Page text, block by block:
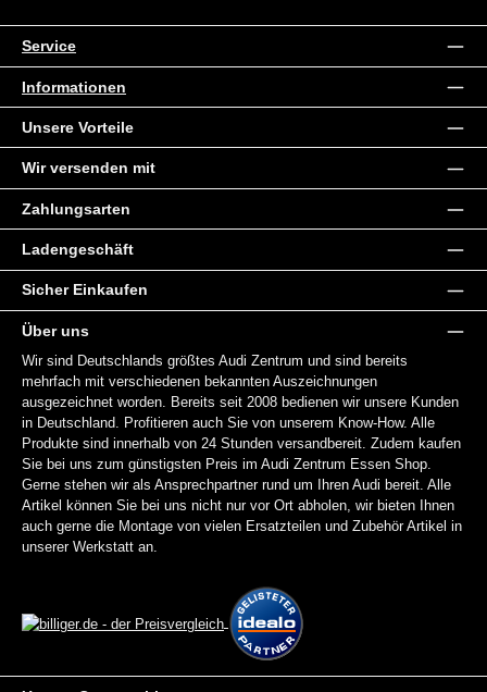
Service
Informationen
Unsere Vorteile
Wir versenden mit
Zahlungsarten
Ladengeschäft
Sicher Einkaufen
Über uns
Wir sind Deutschlands größtes Audi Zentrum und sind bereits
mehrfach mit verschiedenen bekannten Auszeichnungen
ausgezeichnet worden. Bereits seit 2008 bedienen wir unsere Kunden
in Deutschland. Profitieren auch Sie von unserem Know-How. Alle
Produkte sind innerhalb von 24 Stunden versandbereit. Zudem kaufen
Sie bei uns zum günstigsten Preis im Audi Zentrum Essen Shop.
Gerne stehen wir als Ansprechpartner rund um Ihren Audi bereit. Alle
Artikel können Sie bei uns nicht nur vor Ort abholen, wir bieten Ihnen
auch gerne die Montage von vielen Ersatzteilen und Zubehör Artikel in
unserer Werkstatt an.